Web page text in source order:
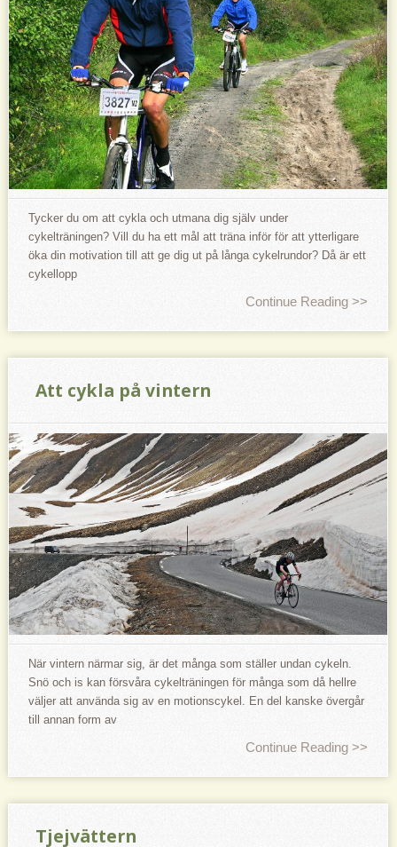
Tycker du om att cykla och utmana dig själv under
cykelträningen? Vill du ha ett mål att träna inför för att ytterligare
öka din motivation till att ge dig ut på långa cykelrundor? Då är ett
cykellopp
Continue Reading >>
Att cykla på vintern
När vintern närmar sig, är det många som ställer undan cykeln.
Snö och is kan försvåra cykelträningen för många som då hellre
väljer att använda sig av en motionscykel. En del kanske övergår
till annan form av
Continue Reading >>
Tjejvättern